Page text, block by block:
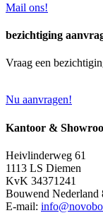
Mail ons!
bezichtiging
Vraag een
Nu aanvragen!
Kantoor &
Heivlinderweg 61
1113 LS Diemen
KvK 34371241
Bouwend Nederland
E-mail: